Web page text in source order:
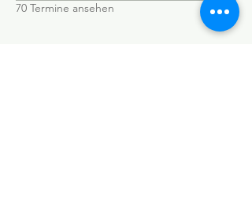
70 Termine ansehen